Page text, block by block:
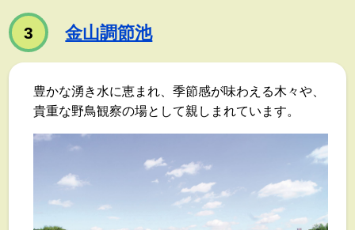
3 金山調節池
豊かな湧き水に恵まれ、季節感が味わえる木々や、
貴重な野鳥観察の場として親しまれています。